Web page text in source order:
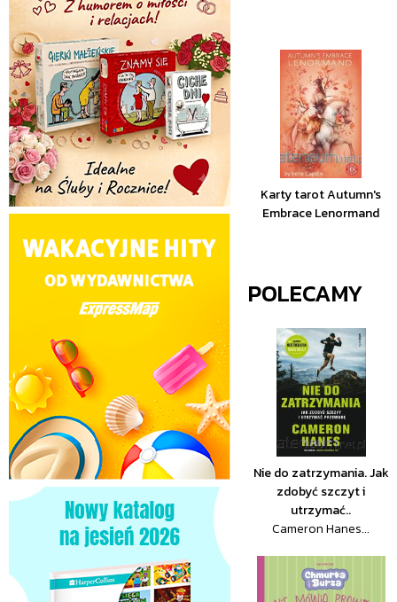
Karty tarot Autumn's
Embrace Lenormand
POLECAMY
Nie do zatrzymania. Jak
zdobyć szczyt i
utrzymać..
Cameron Hanes...